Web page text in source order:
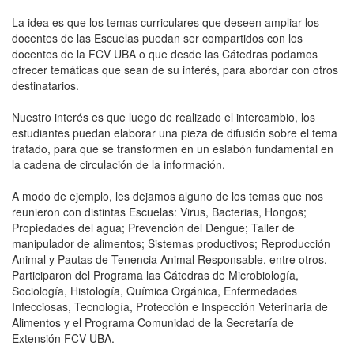
La idea es que los temas curriculares que deseen ampliar los
docentes de las Escuelas puedan ser compartidos con los
docentes de la FCV UBA o que desde las Cátedras podamos
ofrecer temáticas que sean de su interés, para abordar con otros
destinatarios.
Nuestro interés es que luego de realizado el intercambio, los
estudiantes puedan elaborar una pieza de difusión sobre el tema
tratado, para que se transformen en un eslabón fundamental en
la cadena de circulación de la información.
A modo de ejemplo, les dejamos alguno de los temas que nos
reunieron con distintas Escuelas: Virus, Bacterias, Hongos;
Propiedades del agua; Prevención del Dengue; Taller de
manipulador de alimentos; Sistemas productivos; Reproducción
Animal y Pautas de Tenencia Animal Responsable, entre otros.
Participaron del Programa las Cátedras de Microbiología,
Sociología, Histología, Química Orgánica, Enfermedades
Infecciosas, Tecnología, Protección e Inspección Veterinaria de
Alimentos y el Programa Comunidad de la Secretaría de
Extensión FCV UBA.